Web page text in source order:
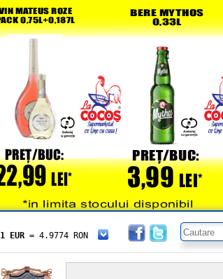
1 EUR = 4.9774 RON
= 5.8304 RON
1 XAU= 464.4611 RON